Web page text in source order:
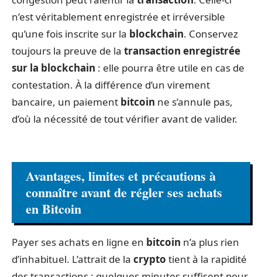
n’est véritablement enregistrée et irréversible
qu’une fois inscrite sur la blockchain. Conservez
toujours la preuve de la transaction enregistrée
sur la blockchain : elle pourra être utile en cas de
contestation. À la différence d’un virement
bancaire, un paiement bitcoin ne s’annule pas,
d’où la nécessité de tout vérifier avant de valider.
Avantages, limites et précautions à
connaître avant de régler ses achats
en Bitcoin
Payer ses achats en ligne en bitcoin n’a plus rien
d’inhabituel. L’attrait de la crypto tient à la rapidité